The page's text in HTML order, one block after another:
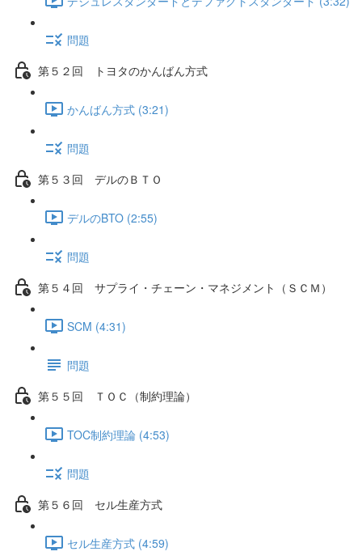
問題
第５２回 トヨタのかんばん方式
かんばん方式 (3:21)
問題
第５３回 デルのＢＴＯ
デルのBTO (2:55)
問題
第５４回 サプライ・チェーン・マネジメント（ＳＣＭ）
SCM (4:31)
問題
第５５回 ＴＯＣ（制約理論）
TOC制約理論 (4:53)
問題
第５６回 セル生産方式
セル生産方式 (4:59)